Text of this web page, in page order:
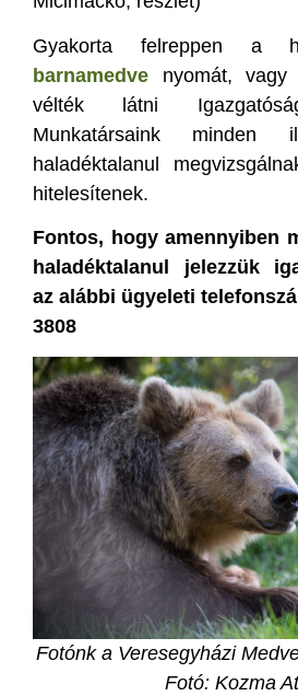
Gyakorta felreppen a
barnamedve nyomát,
vélték látni
Munkatársaink minden
haladéktalanul
hitelesítenek.
Fontos, hogy amennyiben
haladéktalanul jelezzük
az alábbi ügyeleti
3808
Fotónk a Veresegyházi
Fotó: Kozma